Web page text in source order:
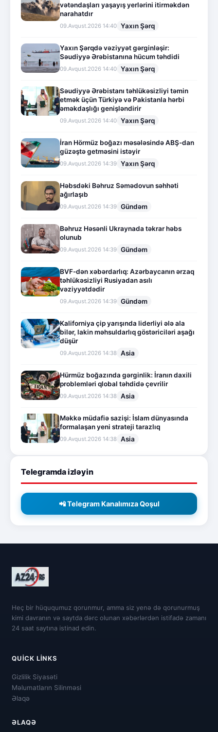
vətəndaşları yaşayış yerlərini itirməkdən
narahatdır
09.Avqust.2026 14:40 Yaxın Şərq
Yaxın Şərqdə vəziyyət gərginləşir:
Səudiyyə Ərəbistanına hücum təhdidi
09.Avqust.2026 14:40 Yaxın Şərq
Səudiyyə Ərəbistanı təhlükəsizliyi təmin
etmək üçün Türkiyə və Pakistanla hərbi
əməkdaşlığı genişləndirir
09.Avqust.2026 14:40 Yaxın Şərq
İran Hörmüz boğazı məsələsində ABŞ-dan
güzəştə getməsini istəyir
09.Avqust.2026 14:39 Yaxın Şərq
Həbsdəki Bəhruz Səmədovun səhhəti
ağırlaşıb
09.Avqust.2026 14:39 Gündəm
Bəhruz Həsənli Ukraynada təkrar həbs
olunub
09.Avqust.2026 14:39 Gündəm
BVF-dən xəbərdarlıq: Azərbaycanın ərzaq
təhlükəsizliyi Rusiyadan asılı
vəziyyətdədir
09.Avqust.2026 14:39 Gündəm
Kaliforniya çip yarışında liderliyi ələ ala
bilər, lakin məhsuldarlıq göstəriciləri aşağı
düşür
09.Avqust.2026 14:38 Asia
Hürmüz boğazında gərginlik: İranın daxili
problemləri qlobal təhdidə çevrilir
09.Avqust.2026 14:38 Asia
Məkkə müdafiə sazişi: İslam dünyasında
formalaşan yeni strateji tarazlıq
09.Avqust.2026 14:38 Asia
Telegramda izləyin
📲 Telegram Kanalımıza Qoşul
Heç bir hüququmuz qorunmur, amma siz yenə də qorunurmuş
kimi davranın və saytda dərc olunan xəbərlərdən istifadə zamanı
24 saat saytına istinad edin.
QUICK LINKS
Gizlilik Siyasəti
Məlumatların Silinməsi
Əlaqə
ƏLAQƏ